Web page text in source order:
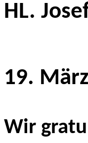
HL.
19. März
Wir